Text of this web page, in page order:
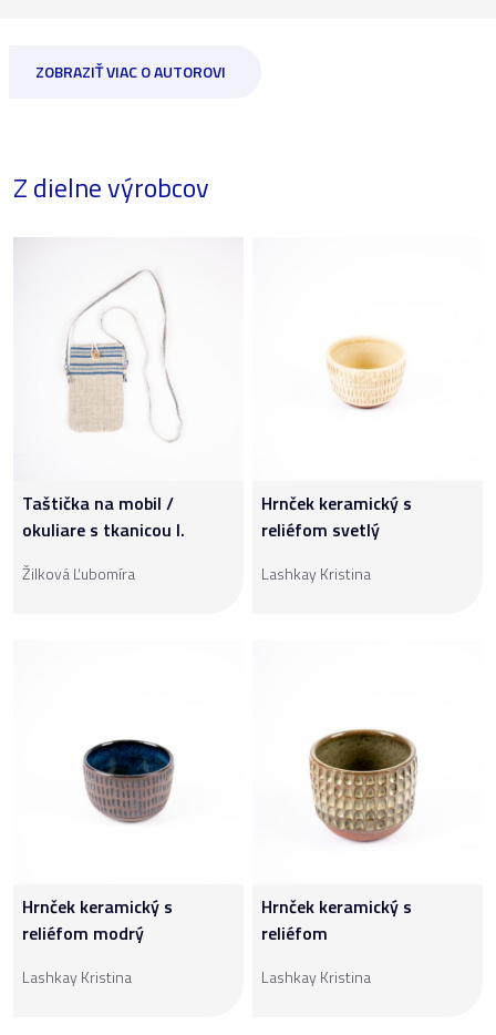
ZOBRAZIŤ VIAC O AUTOROVI
Z dielne výrobcov
Taštička na mobil /
okuliare s tkanicou I.
Žilková Ľubomíra
Hrnček keramický s
reliéfom svetlý
Lashkay Kristina
Hrnček keramický s
reliéfom modrý
Lashkay Kristina
Hrnček keramický s
reliéfom
Lashkay Kristina